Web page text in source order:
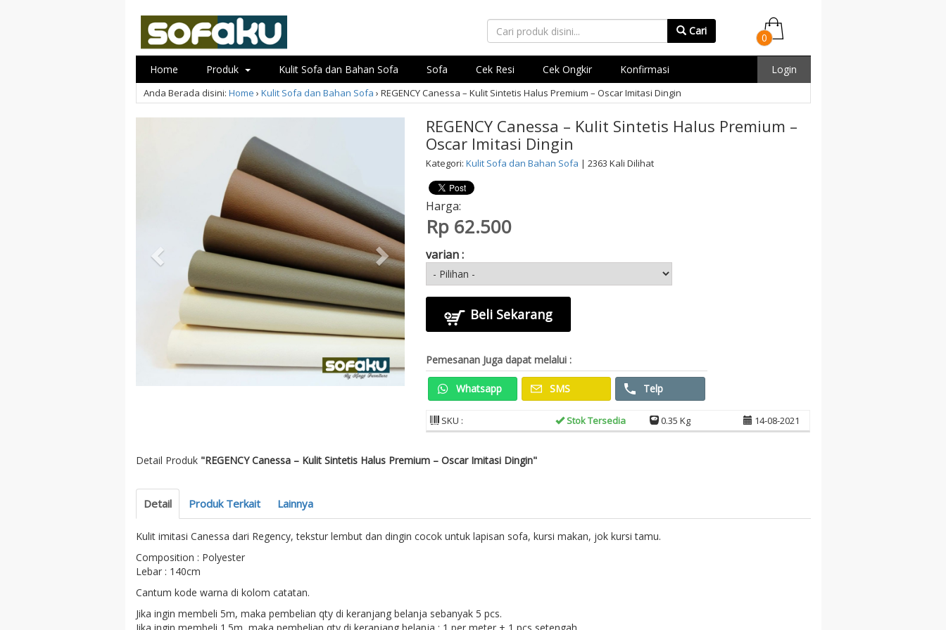
Cari
0
Home Produk Kulit Sofa dan Bahan Sofa Sofa Cek Resi Cek Ongkir Konfirmasi Login
Anda Berada disini: Home › Kulit Sofa dan Bahan Sofa › REGENCY Canessa – Kulit Sintetis Halus Premium – Oscar Imitasi Dingin
REGENCY Canessa – Kulit Sintetis Halus Premium –
Oscar Imitasi Dingin
Kategori: Kulit Sofa dan Bahan Sofa | 2363 Kali Dilihat
Harga:
Rp 62.500
varian :
Beli Sekarang
Pemesanan Juga dapat melalui :
Whatsapp SMS Telp
SKU : Stok Tersedia 0.35 Kg 14-08-2021
Detail Produk "REGENCY Canessa – Kulit Sintetis Halus Premium – Oscar Imitasi Dingin"
Detail Produk Terkait Lainnya
Kulit imitasi Canessa dari Regency, tekstur lembut dan dingin cocok untuk lapisan sofa, kursi makan, jok kursi tamu.
Composition : Polyester
Lebar : 140cm
Cantum kode warna di kolom catatan.
Jika ingin membeli 5m, maka pembelian qty di keranjang belanja sebanyak 5 pcs.